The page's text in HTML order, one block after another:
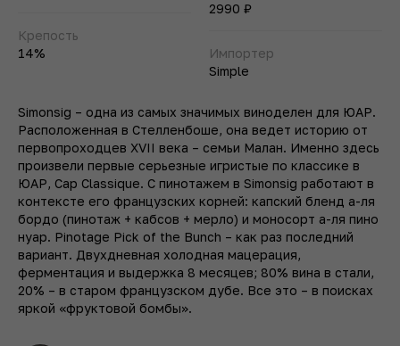
Крепость
14%
2990 ₽
Импортер
Simple
Simonsig – одна из самых значимых виноделен для ЮАР.
Расположенная в Стелленбоше, она ведет историю от
первопроходцев XVII века – семьи Малан. Именно здесь
произвели первые серьезные игристые по классике в
ЮАР, Cap Classique. С пинотажем в Simonsig работают в
контексте его французских корней: капский бленд а-ля
бордо (пинотаж + кабсов + мерло) и моносорт а-ля пино
нуар. Pinotage Pick of the Bunch – как раз последний
вариант. Двухдневная холодная мацерация,
ферментация и выдержка 8 месяцев; 80% вина в стали,
20% – в старом французском дубе. Все это – в поисках
яркой «фруктовой бомбы».